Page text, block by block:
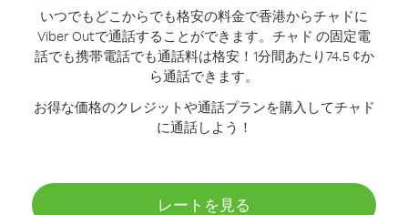
いつでもどこからでも格安の料金で香港からチャドに
Viber Outで通話することができます。 チャド の固定電
話でも携帯電話でも通話料は格安！1分間あたり74.5 ¢か
ら通話できます。
お得な価格のクレジットや通話プランを購入してチャド
に通話しよう！
レートを見る